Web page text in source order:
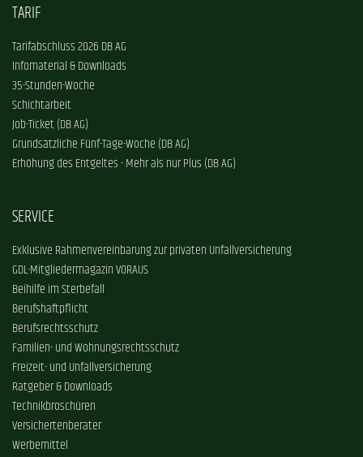
TARIF
Tarifabschluss 2026 DB AG
Infomaterial & Downloads
35-Stunden-Woche
Schichtarbeit
Job-Ticket (DB AG)
Grundsätzliche Fünf-Tage-Woche (DB AG)
Erhöhung des Entgeltes - Mehr als nur Plus (DB AG)
SERVICE
Exklusive Rahmenvereinbarung zur privaten Unfallversicherung
GDL-Mitgliedermagazin VORAUS
Beihilfe im Sterbefall
Berufshaftpflicht
Berufsrechtsschutz
Familien- und Wohnungsrechtsschutz
Freizeit- und Unfallversicherung
Ratgeber & Downloads
Technikbroschüren
Versichertenberater
Werbemittel